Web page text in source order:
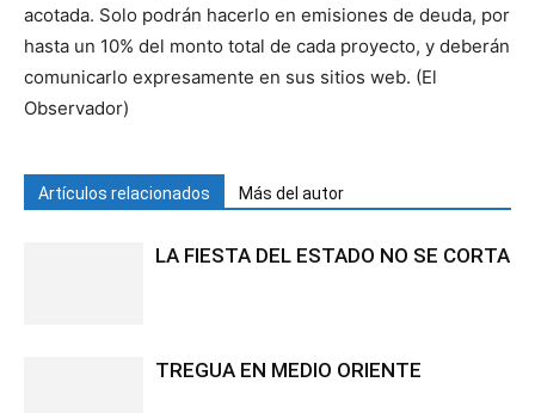
acotada. Solo podrán hacerlo en emisiones de deuda, por
hasta un 10% del monto total de cada proyecto, y deberán
comunicarlo expresamente en sus sitios web. (El
Observador)
Artículos relacionados Más del autor
LA FIESTA DEL ESTADO NO SE CORTA
TREGUA EN MEDIO ORIENTE